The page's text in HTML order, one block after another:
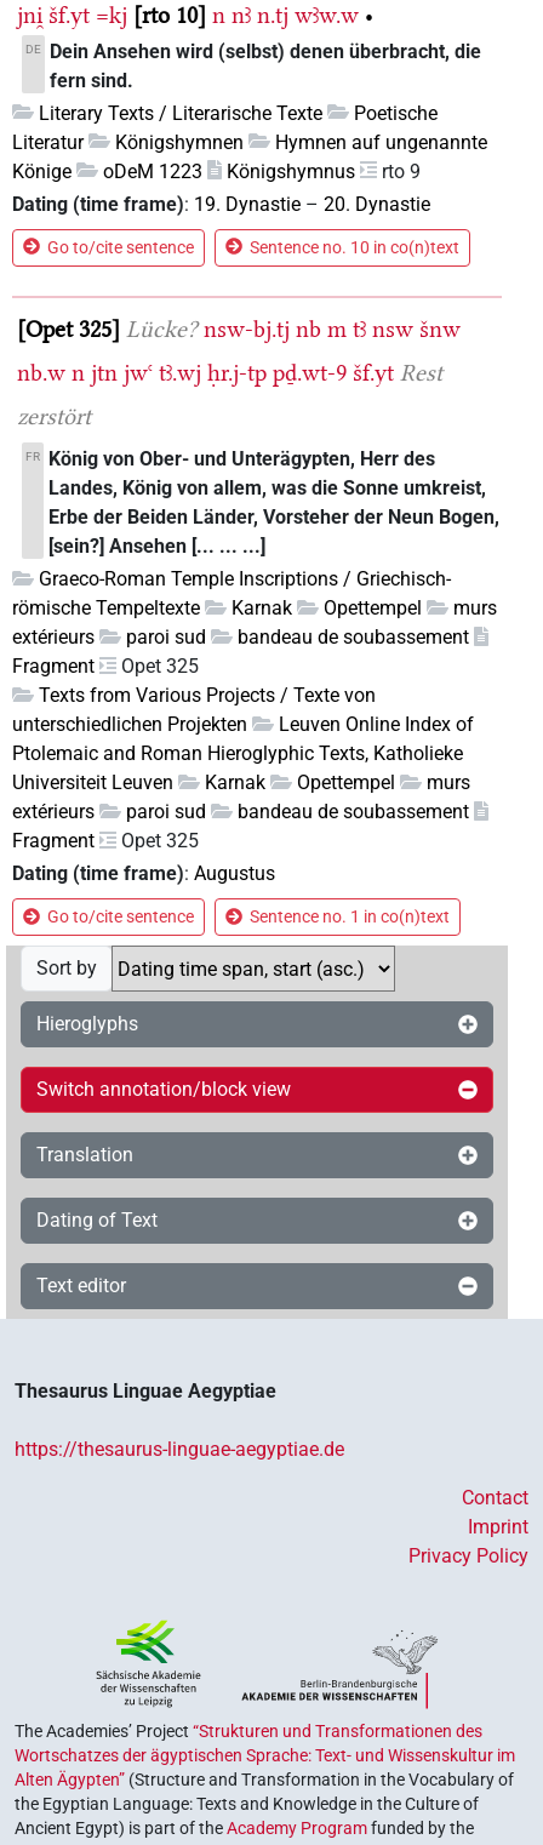
jni̯ šf.yt =kj rto 10 n nꜣ n.tj wꜣw.w •
DE
Dein Ansehen wird (selbst) denen überbracht, die
fern sind.
Literary Texts / Literarische Texte
Poetische
Literatur
Königshymnen
Hymnen auf ungenannte
Könige
oDeM 1223 Königshymnus
rto 9
Dating (time frame): 19. Dynastie – 20. Dynastie
Go to/cite sentence Sentence no. 10 in co(n)text
Opet 325 Lücke? nsw-bj.tj nb m tꜣ nsw šnw
nb.w n jtn jwꜥ tꜣ.wj ḥr.j-tp pḏ.wt-9 šf.yt Rest
zerstört
FR
König von Ober- und Unterägypten, Herr des
Landes, König von allem, was die Sonne umkreist,
Erbe der Beiden Länder, Vorsteher der Neun Bogen,
[sein?] Ansehen [... ... ...]
Graeco-Roman Temple Inscriptions / Griechisch-
römische Tempeltexte
Karnak Opettempel
murs
extérieurs
paroi sud
bandeau de soubassement
Fragment
Opet 325
Texts from Various Projects / Texte von
unterschiedlichen Projekten
Leuven Online Index of
Ptolemaic and Roman Hieroglyphic Texts, Katholieke
Universiteit Leuven
Karnak Opettempel
murs
extérieurs
paroi sud
bandeau de soubassement
Fragment
Opet 325
Dating (time frame): Augustus
Go to/cite sentence Sentence no. 1 in co(n)text
Sort by
Hieroglyphs
Switch annotation/block view
Translation
Dating of Text
Text editor
Thesaurus Linguae Aegyptiae
https://thesaurus-linguae-aegyptiae.de
Contact
Imprint
Privacy Policy
The Academies’ Project “Strukturen und Transformationen des
Wortschatzes der ägyptischen Sprache: Text- und Wissenskultur im
Alten Ägypten” (Structure and Transformation in the Vocabulary of
the Egyptian Language: Texts and Knowledge in the Culture of
Ancient Egypt) is part of theAcademy Programfunded by the